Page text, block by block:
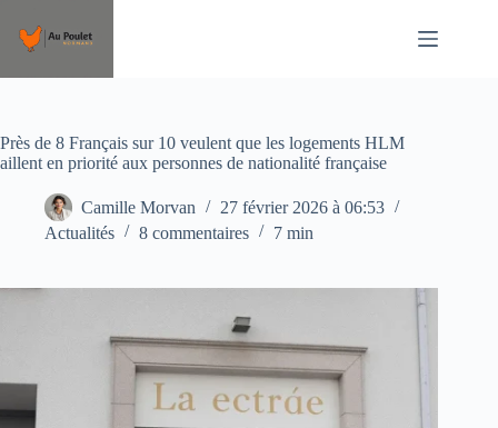
contenu
Près de 8 Français sur 10 veulent que les logements HLM
aillent en priorité aux personnes de nationalité française
Camille Morvan
27 février 2026 à 06:53
Actualités
8 commentaires 7 min